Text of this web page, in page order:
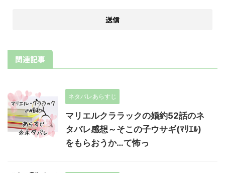
関連記事
ネタバレあらすじ
マリエルクララックの婚約52話のネ
タバレ感想～そこの子ウサギ(ﾏﾘｴﾙ)
をもらおうか…て怖っ